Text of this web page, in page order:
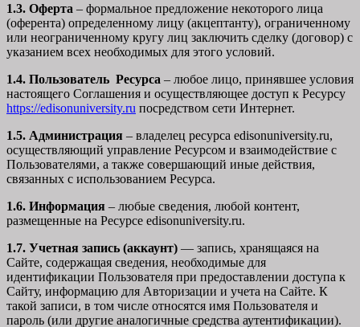
1.3. Оферта – формальное предложение некоторого лица
(оферента) определенному лицу (акцептанту), ограниченному
или неограниченному кругу лиц заключить сделку (договор) с
указанием всех необходимых для этого условий.
1.4. Пользователь Ресурса – любое лицо, принявшее условия
настоящего Соглашения и осуществляющее доступ к Ресурсу
https://edisonuniversity.ru посредством сети Интернет.
1.5. Администрация – владелец ресурса edisonuniversity.ru,
осуществляющий управление Ресурсом и взаимодействие с
Пользователями, а также совершающий иные действия,
связанных с использованием Ресурса.
1.6. Информация – любые сведения, любой контент,
размещенные на Ресурсе edisonuniversity.ru.
1.7. Учетная запись (аккаунт) — запись, хранящаяся на
Сайте, содержащая сведения, необходимые для
идентификации Пользователя при предоставлении доступа к
Сайту, информацию для Авторизации и учета на Сайте. К
такой записи, в том числе относятся имя Пользователя и
пароль (или другие аналогичные средства аутентификации).